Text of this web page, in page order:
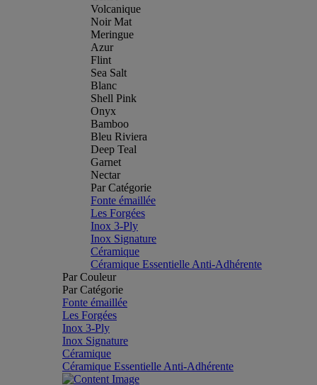
Volcanique
Noir Mat
Meringue
Azur
Flint
Sea Salt
Blanc
Shell Pink
Onyx
Bamboo
Bleu Riviera
Deep Teal
Garnet
Nectar
Par Catégorie
Fonte émaillée
Les Forgées
Inox 3-Ply
Inox Signature
Céramique
Céramique Essentielle Anti-Adhérente
Par Couleur
Par Catégorie
Fonte émaillée
Les Forgées
Inox 3-Ply
Inox Signature
Céramique
Céramique Essentielle Anti-Adhérente